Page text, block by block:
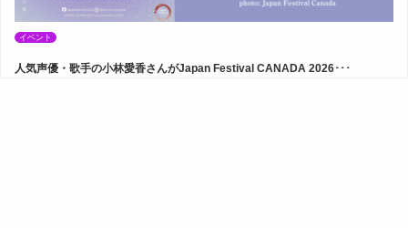
イベント
人気声優・歌手の小林愛香さんがJapan Festival CANADA 2026･･･